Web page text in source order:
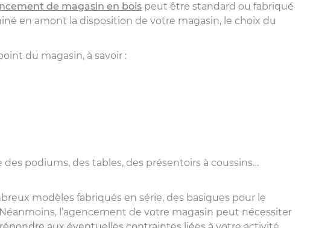
de magasin en bois peut être standard ou fabriqué
en amont la disposition de votre magasin, le choix du
du magasin, à savoir :
podiums, des tables, des présentoirs à coussins…
modèles fabriqués en série, des basiques pour le
l’agencement de votre magasin peut nécessiter